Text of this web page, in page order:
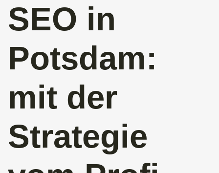
SEO in
Potsdam:
mit der
Strategie